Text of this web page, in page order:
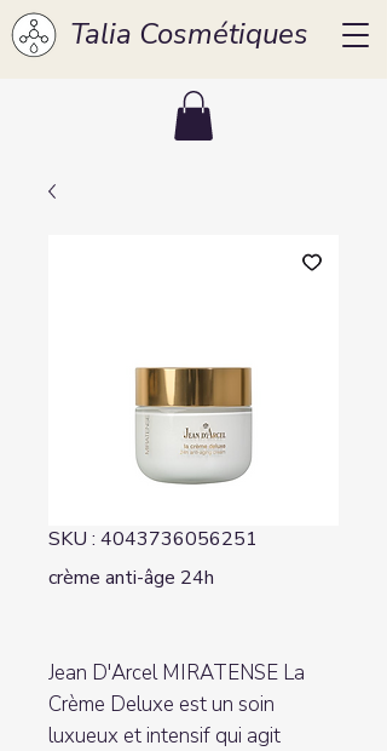
Talia Cosmétiques
SKU : 4043736056251
crème anti-âge 24h
Jean D'Arcel MIRATENSE La
Crème Deluxe est un soin
luxueux et intensif qui agit